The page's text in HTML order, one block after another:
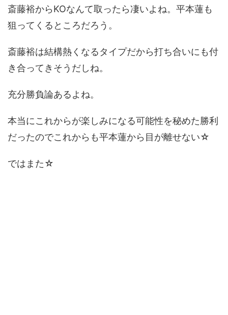
斎藤裕からKOなんて取ったら凄いよね。平本蓮も
狙ってくるところだろう。
斎藤裕は結構熱くなるタイプだから打ち合いにも付
き合ってきそうだしね。
充分勝負論あるよね。
本当にこれからが楽しみになる可能性を秘めた勝利
だったのでこれからも平本蓮から目が離せない☆
ではまた☆